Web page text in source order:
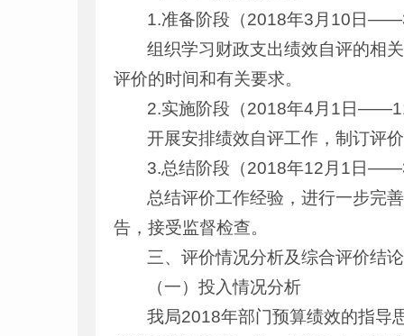
1.准备阶段（2018年3月10日
组织学习财政支出绩效自评的相
评价的时间和有关要求。
2.实施阶段（2018年4月1日
开展安排绩效自评工作，制订评
3.总结阶段（2018年12月1日
总结评价工作经验，进行一步完
告，接受监督检查。
三、评价情况分析及综合评价结论
（一）投入情况分析
我局2018年部门预算绩效的指导